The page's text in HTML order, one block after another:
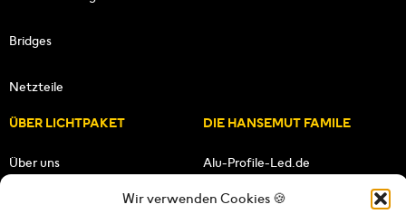
Wir verwenden Cookies 🍪
Bridges
Netzteile
ÜBER LICHTPAKET
Über uns
DIE HANSEMUT FAMILE
Alu-Profile-Led.de
HANSEMUT.de